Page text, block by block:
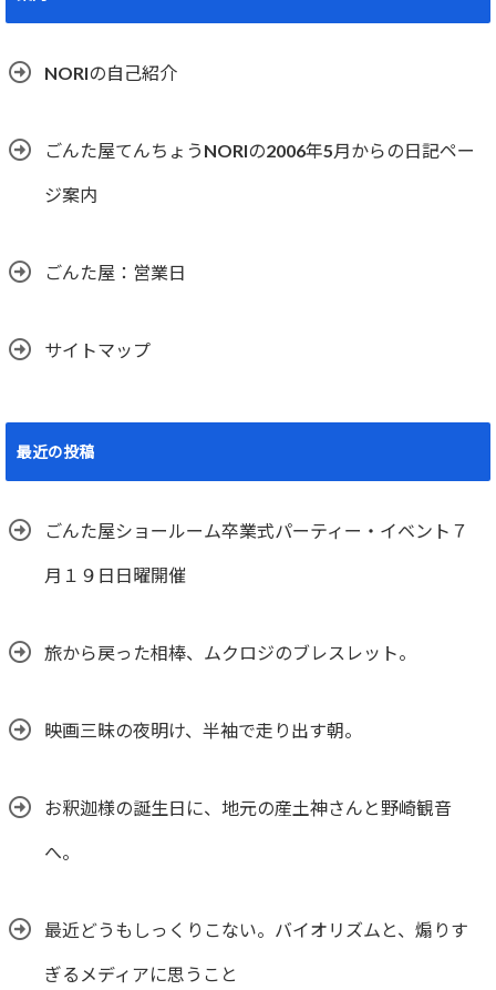
NORIの自己紹介
ごんた屋てんちょうNORIの2006年5月からの日記ペー
ジ案内
ごんた屋：営業日
サイトマップ
最近の投稿
ごんた屋ショールーム卒業式パーティー・イベント７
月１９日日曜開催
旅から戻った相棒、ムクロジのブレスレット。
映画三昧の夜明け、半袖で走り出す朝。
お釈迦様の誕生日に、地元の産土神さんと野崎観音
へ。
最近どうもしっくりこない。バイオリズムと、煽りす
ぎるメディアに思うこと